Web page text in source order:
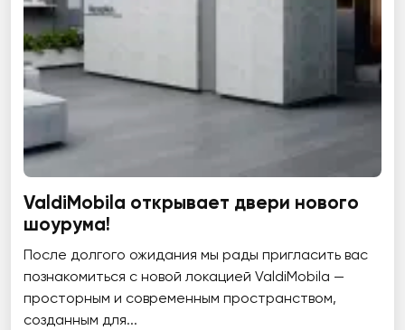
ValdiMobila открывает двери нового
шоурума!
После долгого ожидания мы рады пригласить вас
познакомиться с новой локацией ValdiMobila —
просторным и современным пространством,
созданным для...